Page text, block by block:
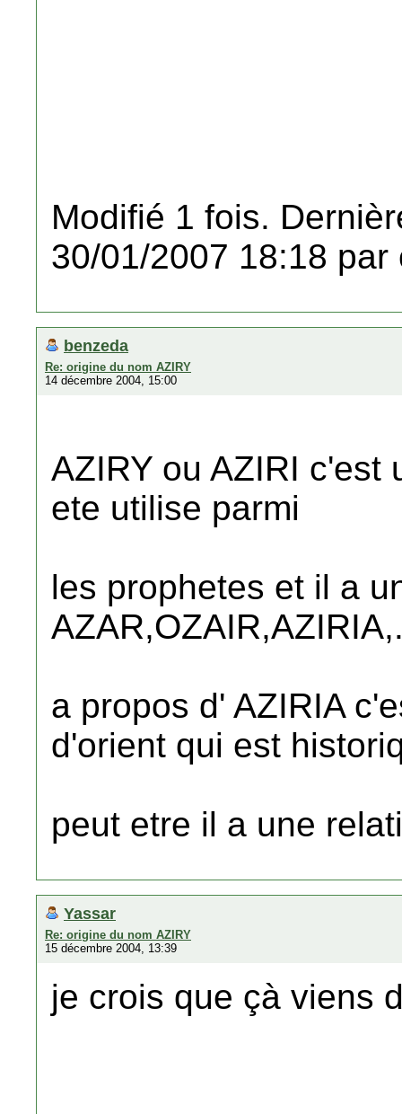
Modifié 1 fois.
30/01/2007 18:18 par
benzeda
Re: origine du nom AZIRY
14 décembre 2004, 15:00
AZIRY ou AZIRI c'est
ete utilise parmi
les prophetes et il a
a propos d' AZIRIA
d'orient qui est
peut etre il a une
Yassar
Re: origine du nom AZIRY
15 décembre 2004, 13:39
je crois que çà viens